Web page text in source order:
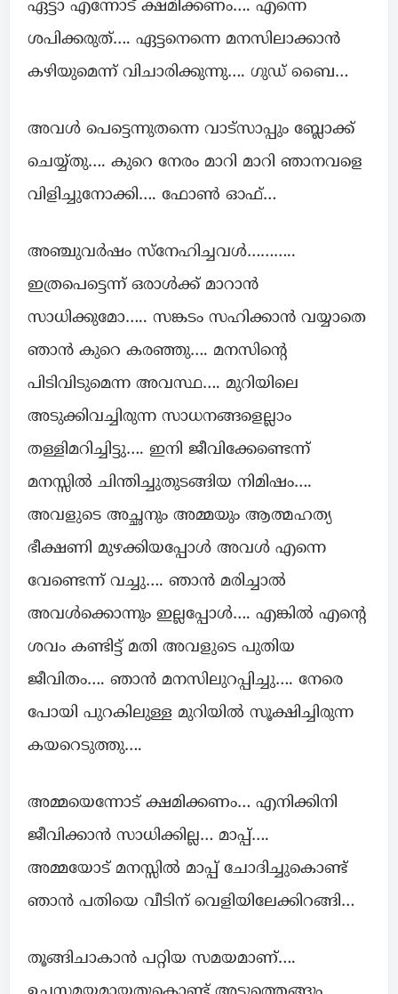
ഏട്ടാ എന്നോട് ക്ഷമിക്കണം…. എന്നെ
ശപിക്കരുത്…. ഏട്ടനെന്നെ മനസിലാക്കാൻ
കഴിയുമെന്ന് വിചാരിക്കുന്നു…. ഗുഡ് ബൈ…
അവൾ പെട്ടെന്നുതന്നെ വാട്സാപ്പും ബ്ലോക്ക്‌
ചെയ്യ്തു…. കുറെ നേരം മാറി മാറി ഞാനവളെ
വിളിച്ചുനോക്കി…. ഫോൺ ഓഫ്‌…
അഞ്ചുവർഷം സ്നേഹിച്ചവൾ………..
ഇത്രപെട്ടെന്ന് ഒരാൾക്ക് മാറാൻ
സാധിക്കുമോ….. സങ്കടം സഹിക്കാൻ വയ്യാതെ
ഞാൻ കുറെ കരഞ്ഞു…. മനസിന്റെ
പിടിവിടുമെന്ന അവസ്ഥ…. മുറിയിലെ
അടുക്കിവച്ചിരുന്ന സാധനങ്ങളെല്ലാം
തള്ളിമറിച്ചിട്ടു…. ഇനി ജീവിക്കേണ്ടെന്ന്
മനസ്സിൽ ചിന്തിച്ചുതുടങ്ങിയ നിമിഷം….
അവളുടെ അച്ഛനും അമ്മയും ആത്മഹത്യ
ഭീക്ഷണി മുഴക്കിയപ്പോൾ അവൾ എന്നെ
വേണ്ടെന്ന് വച്ചു…. ഞാൻ മരിച്ചാൽ
അവൾക്കൊന്നും ഇല്ലപ്പോൾ…. എങ്കിൽ എന്റെ
ശവം കണ്ടിട്ട് മതി അവളുടെ പുതിയ
ജീവിതം…. ഞാൻ മനസിലുറപ്പിച്ചു…. നേരെ
പോയി പുറകിലുള്ള മുറിയിൽ സൂക്ഷിച്ചിരുന്ന
കയറെടുത്തു….
അമ്മയെന്നോട് ക്ഷമിക്കണം… എനിക്കിനി
ജീവിക്കാൻ സാധിക്കില്ല… മാപ്പ്….
അമ്മയോട് മനസ്സിൽ മാപ്പ് ചോദിച്ചുകൊണ്ട്
ഞാൻ പതിയെ വീടിന് വെളിയിലേക്കിറങ്ങി…
തൂങ്ങിചാകാൻ പറ്റിയ സമയമാണ്….